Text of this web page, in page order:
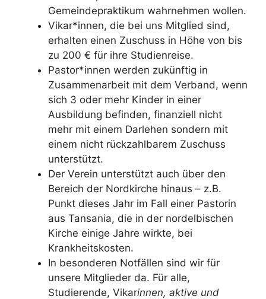
Gemeindepraktikum wahrnehmen wollen.
Vikar*innen, die bei uns Mitglied sind,
erhalten einen Zuschuss in Höhe von bis
zu 200 € für ihre Studienreise.
Pastor*innen werden zukünftig in
Zusammenarbeit mit dem Verband, wenn
sich 3 oder mehr Kinder in einer
Ausbildung befinden, finanziell nicht
mehr mit einem Darlehen sondern mit
einem nicht rückzahlbarem Zuschuss
unterstützt.
Der Verein unterstützt auch über den
Bereich der Nordkirche hinaus – z.B.
Punkt dieses Jahr im Fall einer Pastorin
aus Tansania, die in der nordelbischen
Kirche einige Jahre wirkte, bei
Krankheitskosten.
In besonderen Notfällen sind wir für
unsere Mitglieder da. Für alle,
Studierende, Vikarinnen, aktive und